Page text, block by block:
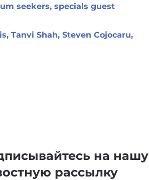
seekers, specials guest
Tanvi Shah, Steven Cojocaru,
на нашу
рассылку